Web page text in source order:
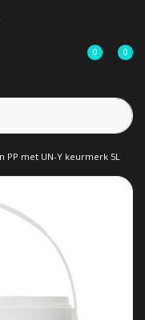
0 0
PP met UN-Y keurmerk 5L